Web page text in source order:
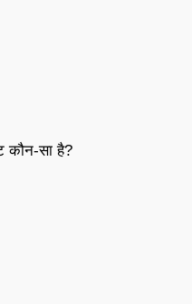
कौन-सा है?